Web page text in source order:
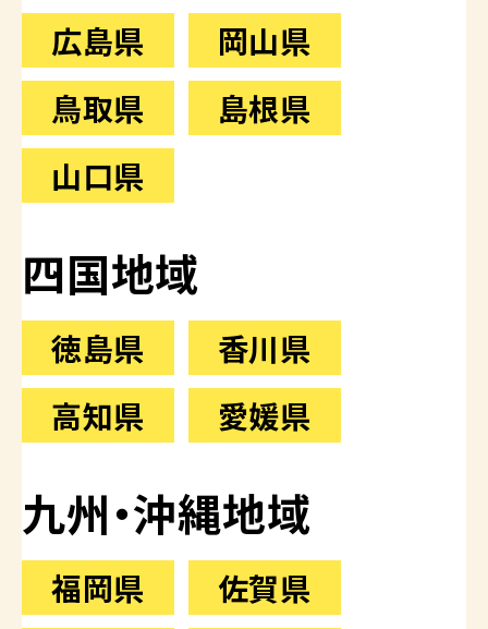
広島県
岡山県
鳥取県
島根県
山口県
四国地域
徳島県
香川県
高知県
愛媛県
九州・沖縄地域
福岡県
佐賀県